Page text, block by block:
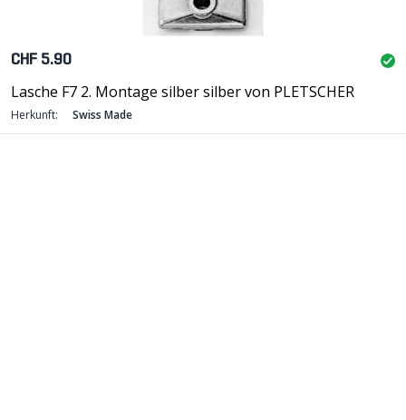
CHF 5.90
Lasche F7 2. Montage silber silber von PLETSCHER
Herkunft: Swiss Made